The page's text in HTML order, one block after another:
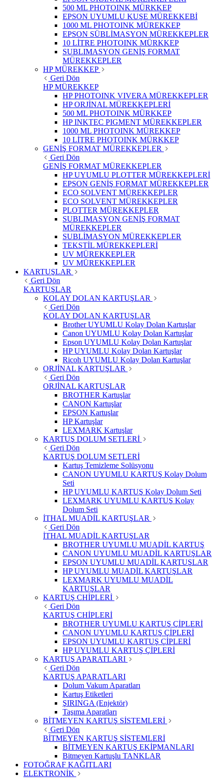
500 ML PHOTOINK MÜRKKEP
EPSON UYUMLU KUŞE MÜREKKEBİ
1000 ML PHOTOINK MÜREKKEP
EPSON SÜBLİMASYON MÜREKKEPLER
10 LİTRE PHOTOINK MÜRKKEP
SUBLIMASYON GENİŞ FORMAT
MÜREKKEPLER
HP MÜREKKEP
Geri Dön
HP MÜREKKEP
HP PHOTOINK VIVERA MÜREKKEPLER
HP ORJİNAL MÜREKKEPLERİ
500 ML PHOTOINK MÜRKKEP
HP INKTEC PIGMENT MÜREKKEPLER
1000 ML PHOTOINK MÜREKKEP
10 LİTRE PHOTOINK MÜRKKEP
GENİŞ FORMAT MÜREKKEPLER
Geri Dön
GENİŞ FORMAT MÜREKKEPLER
HP UYUMLU PLOTTER MÜREKKEPLERİ
EPSON GENİŞ FORMAT MÜREKKEPLER
ECO SOLVENT MÜREKKEPLER
ECO SOLVENT MÜREKKEPLER
PLOTTER MÜREKKEPLER
SUBLIMASYON GENİŞ FORMAT
MÜREKKEPLER
SUBLİMASYON MÜREKKEPLER
TEKSTİL MÜREKKEPLERİ
UV MÜREKKEPLER
UV MÜREKKEPLER
KARTUŞLAR
Geri Dön
KARTUŞLAR
KOLAY DOLAN KARTUŞLAR
Geri Dön
KOLAY DOLAN KARTUŞLAR
Brother UYUMLU Kolay Dolan Kartuşlar
Canon UYUMLU Kolay Dolan Kartuşlar
Epson UYUMLU Kolay Dolan Kartuşlar
HP UYUMLU Kolay Dolan Kartuşlar
Ricoh UYUMLU Kolay Dolan Kartuşlar
ORJİNAL KARTUŞLAR
Geri Dön
ORJİNAL KARTUŞLAR
BROTHER Kartuşlar
CANON Kartuşlar
EPSON Kartuşlar
HP Kartuşlar
LEXMARK Kartuşlar
KARTUŞ DOLUM SETLERİ
Geri Dön
KARTUŞ DOLUM SETLERİ
Kartuş Temizleme Solüsyonu
CANON UYUMLU KARTUŞ Kolay Dolum
Seti
HP UYUMLU KARTUŞ Kolay Dolum Seti
LEXMARK UYUMLU KARTUŞ Kolay
Dolum Seti
İTHAL MUADİL KARTUŞLAR
Geri Dön
İTHAL MUADİL KARTUŞLAR
BROTHER UYUMLU MUADİL KARTUŞ
CANON UYUMLU MUADİL KARTUŞLAR
EPSON UYUMLU MUADİL KARTUŞLAR
HP UYUMLU MUADİL KARTUŞLAR
LEXMARK UYUMLU MUADİL
KARTUŞLAR
KARTUŞ CHİPLERİ
Geri Dön
KARTUŞ CHİPLERİ
BROTHER UYUMLU KARTUŞ ÇİPLERİ
CANON UYUMLU KARTUŞ ÇİPLERİ
EPSON UYUMLU KARTUŞ ÇİPLERİ
HP UYUMLU KARTUŞ ÇİPLERİ
KARTUŞ APARATLARI
Geri Dön
KARTUŞ APARATLARI
Dolum Vakum Aparatları
Kartuş Etiketleri
ŞIRINGA (Enjektör)
Taşıma Aparatları
BİTMEYEN KARTUŞ SİSTEMLERİ
Geri Dön
BİTMEYEN KARTUŞ SİSTEMLERİ
BİTMEYEN KARTUŞ EKİPMANLARI
Bitmeyen Kartuşlu TANKLAR
FOTOĞRAF KAĞITLARI
ELEKTRONİK